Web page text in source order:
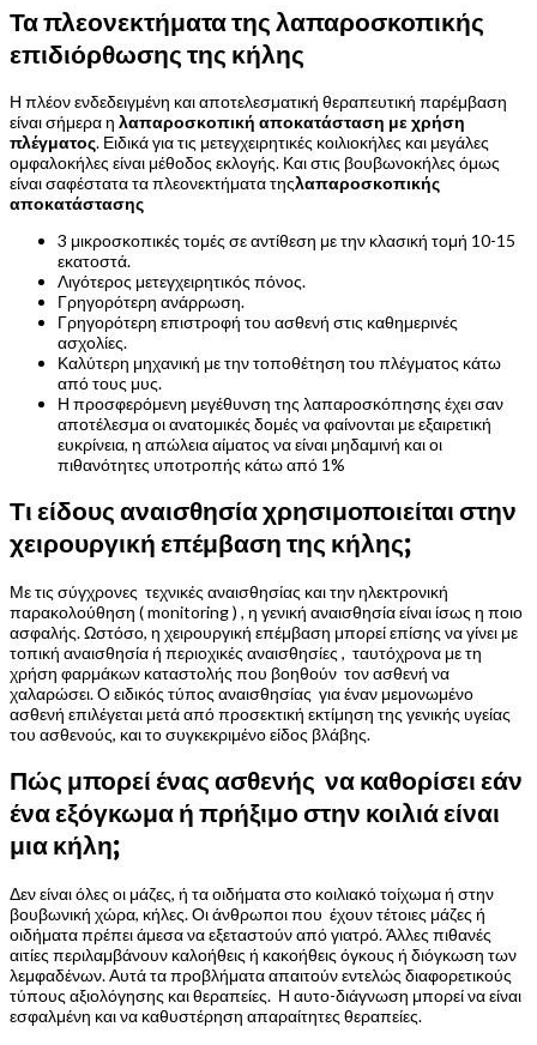
Τα πλεονεκτήματα της λαπαροσκοπικής
επιδιόρθωσης της κήλης
Η πλέον ενδεδειγμένη και αποτελεσματική θεραπευτική παρέμβαση
είναι σήμερα η λαπαροσκοπική αποκατάσταση με χρήση
πλέγματος. Ειδικά για τις μετεγχειρητικές κοιλιοκήλες και μεγάλες
ομφαλοκήλες είναι μέθοδος εκλογής. Και στις βουβωνοκήλες όμως
είναι σαφέστατα τα πλεονεκτήματα τηςλαπαροσκοπικής
αποκατάστασης
3 μικροσκοπικές τομές σε αντίθεση με την κλασική τομή 10-15
εκατοστά.
Λιγότερος μετεγχειρητικός πόνος.
Γρηγορότερη ανάρρωση.
Γρηγορότερη επιστροφή του ασθενή στις καθημερινές
ασχολίες.
Καλύτερη μηχανική με την τοποθέτηση του πλέγματος κάτω
από τους μυς.
Η προσφερόμενη μεγέθυνση της λαπαροσκόπησης έχει σαν
αποτέλεσμα οι ανατομικές δομές να φαίνονται με εξαιρετική
ευκρίνεια, η απώλεια αίματος να είναι μηδαμινή και οι
πιθανότητες υποτροπής κάτω από 1%
Τι είδους αναισθησία χρησιμοποιείται στην
χειρουργική επέμβαση της κήλης;
Με τις σύγχρονες τεχνικές αναισθησίας και την ηλεκτρονική
παρακολούθηση ( monitoring ) , η γενική αναισθησία είναι ίσως η ποιο
ασφαλής. Ωστόσο, η χειρουργική επέμβαση μπορεί επίσης να γίνει με
τοπική αναισθησία ή περιοχικές αναισθησίες , ταυτόχρονα με τη
χρήση φαρμάκων καταστολής που βοηθούν τον ασθενή να
χαλαρώσει. Ο ειδικός τύπος αναισθησίας για έναν μεμονωμένο
ασθενή επιλέγεται μετά από προσεκτική εκτίμηση της γενικής υγείας
του ασθενούς, και το συγκεκριμένο είδος βλάβης.
Πώς μπορεί ένας ασθενής να καθορίσει εάν
ένα εξόγκωμα ή πρήξιμο στην κοιλιά είναι
μια κήλη;
Δεν είναι όλες οι μάζες, ή τα οιδήματα στο κοιλιακό τοίχωμα ή στην
βουβωνική χώρα, κήλες. Οι άνθρωποι που έχουν τέτοιες μάζες ή
οιδήματα πρέπει άμεσα να εξεταστούν από γιατρό. Άλλες πιθανές
αιτίες περιλαμβάνουν καλοήθεις ή κακοήθεις όγκους ή διόγκωση των
λεμφαδένων. Αυτά τα προβλήματα απαιτούν εντελώς διαφορετικούς
τύπους αξιολόγησης και θεραπείες. Η αυτο-διάγνωση μπορεί να είναι
εσφαλμένη και να καθυστέρηση απαραίτητες θεραπείες.